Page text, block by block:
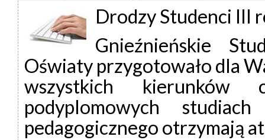
Drodzy Studenci III
Gnieźnieńskie
Oświaty przygotowało dla
wszystkich kierunków
podyplomowych
pedagogicznego otrzymają